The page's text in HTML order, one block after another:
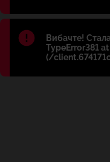
Błąd:
Вибачте!
TypeError381
(/